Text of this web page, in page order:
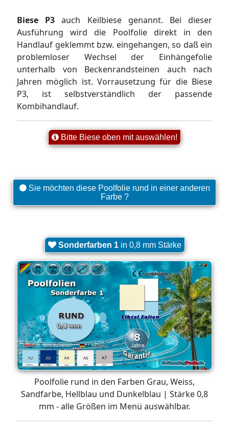
Biese P3 auch Keilbiese genannt. Bei dieser
Ausführung wird die Poolfolie direkt in den
Handlauf geklemmt bzw. eingehangen, so daß ein
problemloser Wechsel der Einhängefolie
unterhalb von Beckenrandsteinen auch nach
Jahren möglich ist. Vorrausetzung für die Biese
P3, ist selbstverständlich der passende
Kombihandlauf.
Bitte Biese oben mit auswählen!
Sie möchten diese Poolfolie rund in einer anderen
Farbe ?
Sonderfarben 1in 0,8 mm Stärke
Poolfolie rund in den Farben Grau, Weiss,
Sandfarbe, Hellblau und Dunkelblau | Stärke 0,8
mm - alle Größen im Menü auswählbar.